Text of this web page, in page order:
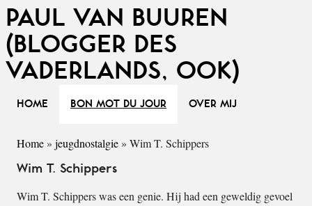
PAUL VAN BUUREN
(BLOGGER DES
VADERLANDS, OOK)
HOME BON MOT DU JOUR OVER MIJ
Home » jeugdnostalgie » Wim T. Schippers
Wim T. Schippers
Wim T. Schippers was een genie. Hij had een geweldig gevoel